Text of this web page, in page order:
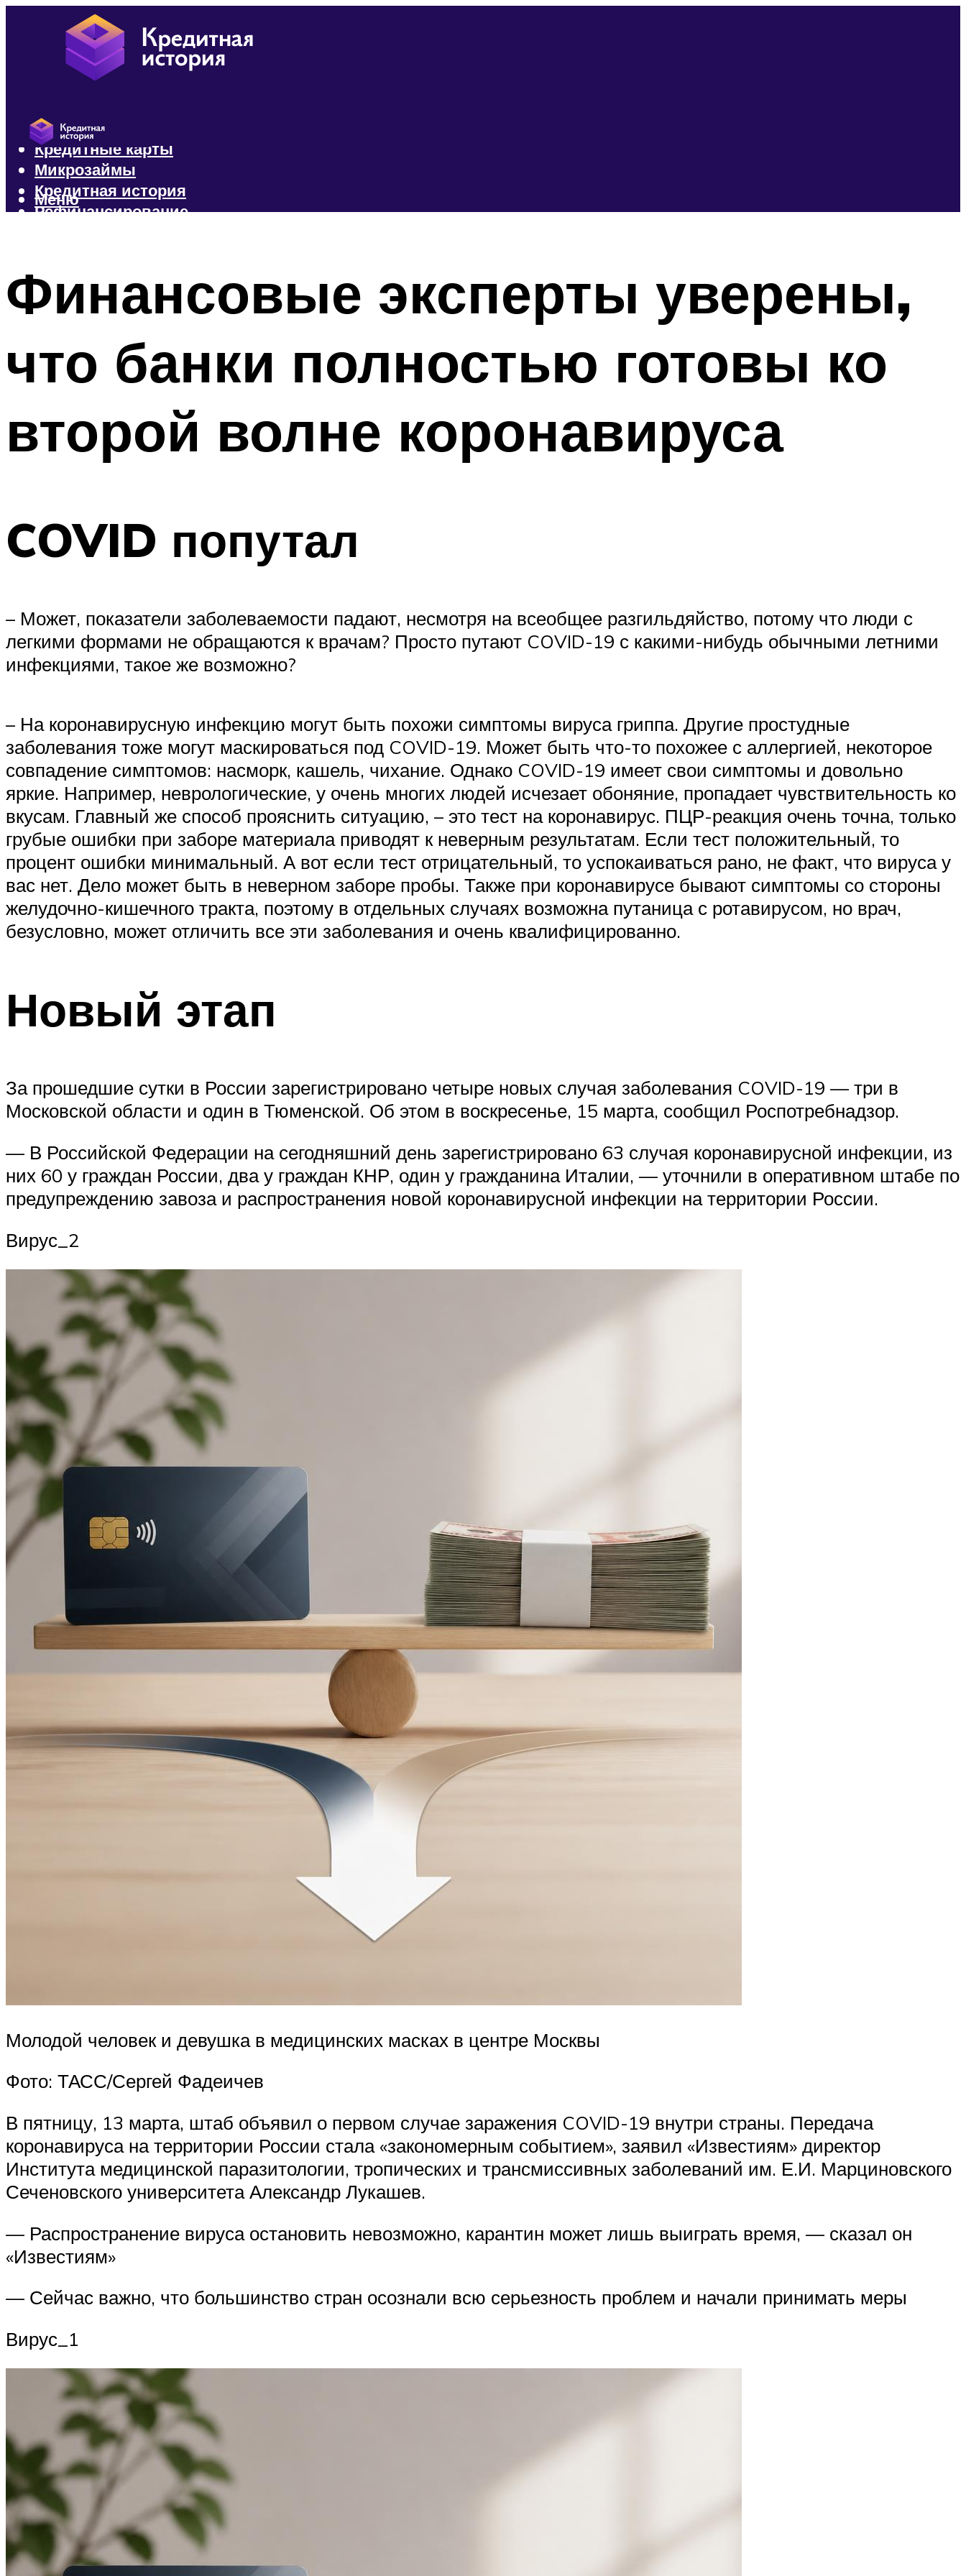
Кредиты
Кредитные карты
Микрозаймы
Кредитная история
Рефинансирование
Меню
Финансовые эксперты уверены,
что банки полностью готовы ко
второй волне коронавируса
COVID попутал
– Может, показатели заболеваемости падают, несмотря на всеобщее разгильдяйство, потому что люди с
легкими формами не обращаются к врачам? Просто путают COVID-19 с какими-нибудь обычными летними
инфекциями, такое же возможно?
– На коронавирусную инфекцию могут быть похожи симптомы вируса гриппа. Другие простудные
заболевания тоже могут маскироваться под COVID-19. Может быть что-то похожее с аллергией, некоторое
совпадение симптомов: насморк, кашель, чихание. Однако COVID-19 имеет свои симптомы и довольно
яркие. Например, неврологические, у очень многих людей исчезает обоняние, пропадает чувствительность ко
вкусам. Главный же способ прояснить ситуацию, – это тест на коронавирус. ПЦР-реакция очень точна, только
грубые ошибки при заборе материала приводят к неверным результатам. Если тест положительный, то
процент ошибки минимальный. А вот если тест отрицательный, то успокаиваться рано, не факт, что вируса у
вас нет. Дело может быть в неверном заборе пробы. Также при коронавирусе бывают симптомы со стороны
желудочно-кишечного тракта, поэтому в отдельных случаях возможна путаница с ротавирусом, но врач,
безусловно, может отличить все эти заболевания и очень квалифицированно.
Новый этап
За прошедшие сутки в России зарегистрировано четыре новых случая заболевания COVID-19 — три в
Московской области и один в Тюменской. Об этом в воскресенье, 15 марта, сообщил Роспотребнадзор.
— В Российской Федерации на сегодняшний день зарегистрировано 63 случая коронавирусной инфекции, из
них 60 у граждан России, два у граждан КНР, один у гражданина Италии, — уточнили в оперативном штабе по
предупреждению завоза и распространения новой коронавирусной инфекции на территории России.
Вирус_2
Молодой человек и девушка в медицинских масках в центре Москвы
Фото: ТАСС/Сергей Фадеичев
В пятницу, 13 марта, штаб объявил о первом случае заражения COVID-19 внутри страны. Передача
коронавируса на территории России стала «закономерным событием», заявил «Известиям» директор
Института медицинской паразитологии, тропических и трансмиссивных заболеваний им. Е.И. Марциновского
Сеченовского университета Александр Лукашев.
— Распространение вируса остановить невозможно, карантин может лишь выиграть время, — сказал он
«Известиям»
— Сейчас важно, что большинство стран осознали всю серьезность проблем и начали принимать меры
Вирус_1